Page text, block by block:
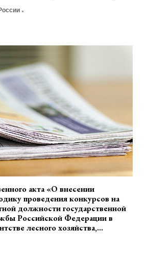
акта «О внесении
проведения конкурсов на
должности государственной
Российской Федерации в
лесного хозяйства,
от 9 февраля 2021 г. № 57.»